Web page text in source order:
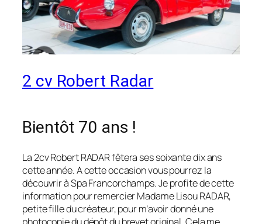
2 cv Robert Radar
Bientôt 70 ans !
La 2cv Robert RADAR fêtera ses soixante dix ans
cette année. A cette occasion vous pourrez la
découvrir à Spa Francorchamps. Je profite de cette
information pour remercier Madame Lisou RADAR,
petite fille du créateur, pour m’avoir donné une